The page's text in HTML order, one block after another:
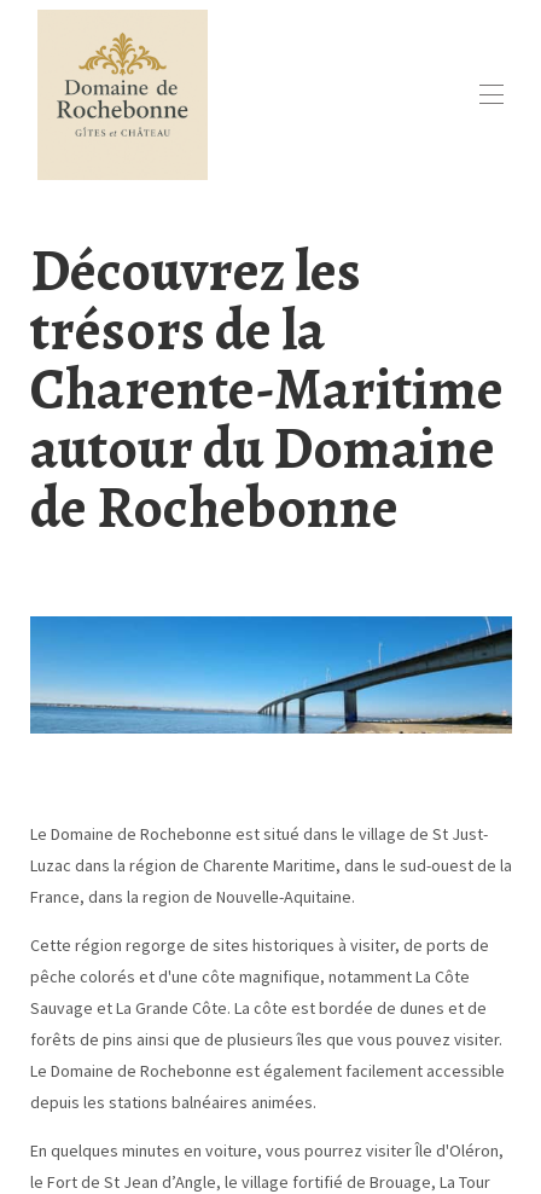
Réservation en ligne
Calendrier de disponibilités
Tous nos hébergements
Contactez-nous
Evenements
Dans la Région ▾
Découvrez les
trésors de la
Charente-Maritime
autour du Domaine
de Rochebonne
Le Domaine de Rochebonne est situé dans le village de St Just-
Luzac dans la région de Charente Maritime, dans le sud-ouest de la
France, dans la region de Nouvelle-Aquitaine.
Cette région regorge de sites historiques à visiter, de ports de
pêche colorés et d'une côte magnifique, notamment La Côte
Sauvage et La Grande Côte. La côte est bordée de dunes et de
forêts de pins ainsi que de plusieurs îles que vous pouvez visiter.
Le Domaine de Rochebonne est également facilement accessible
depuis les stations balnéaires animées.
En quelques minutes en voiture, vous pourrez visiter Île d'Oléron,
le Fort de St Jean d’Angle, le village fortifié de Brouage, La Tour